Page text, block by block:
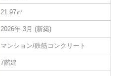
21.97㎡
2026年 3月 (新築)
マンション/鉄筋コンクリート
7階建